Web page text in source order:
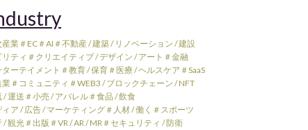
産業＃EC ＃AI ＃不動産 / 建築 / リノベーション / 建設
リティ ＃クリエイティブ / デザイン / アート ＃金融
ターテイメント ＃教育 / 保育 ＃医療 / ヘルスケア ＃SaaS
業 ＃コミュニティ ＃WEB3 / ブロックチェーン / NFT
/ 運送 ＃小売 / アパレル ＃食品 / 飲食
ィア / 広告 / マーケティング＃人材 / 働く ＃スポーツ
/ 観光 ＃出版 ＃VR / AR / MR ＃セキュリティ / 防衛